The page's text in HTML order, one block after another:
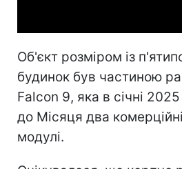
Об'єкт розміром із
будинок був частиною
Falcon 9, яка в січні
до Місяця два
модулі.